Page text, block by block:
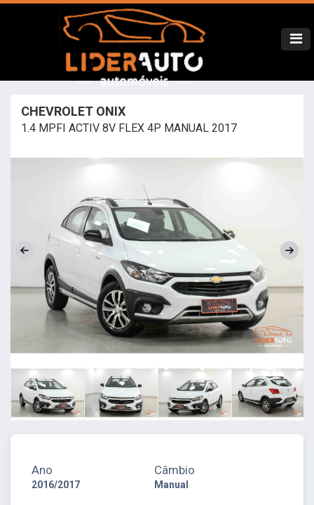
CHEVROLET ONIX
1.4 MPFI ACTIV 8V FLEX 4P MANUAL 2017
Ano
2016/2017
Câmbio
Manual